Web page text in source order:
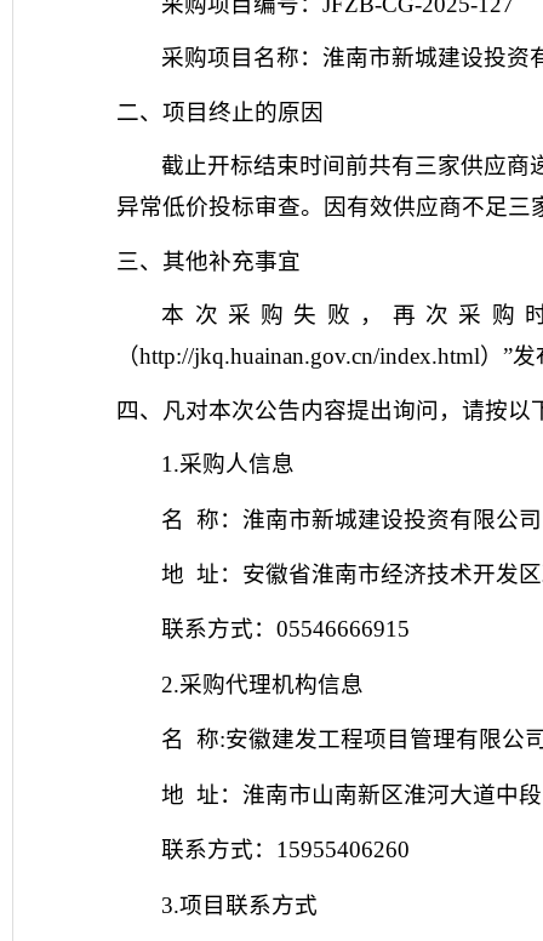
采购项目名称：淮南市新城建设投资
二、项目终止的原因
截止开标结束时间前共有三家供应商
异常低价投标审查。因有效供应商不足三
三、其他补充事宜
本次采购失败，再次采购
（http://jkq.huainan.gov.cn/index.html） ”发
四、凡对本次公告内容提出询问，请按以
1.采购人信息
名 称：淮南市新城建设投资有限公司
地 址：安徽省淮南市经济技术开发
联系方式：05546666915
2.采购代理机构信息
名 称:安徽建发工程项目管理有限公
地 址：淮南市山南新区淮河大道中
联系方式： 15955406260
3.项目联系方式